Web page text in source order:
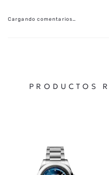
Cargando comentarios…
PRODUCTOS